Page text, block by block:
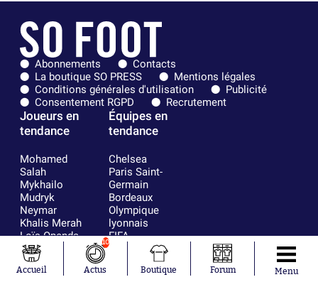
Abonnements
Contacts
La boutique SO PRESS
Mentions légales
Conditions générales d'utilisation
Publicité
Consentement RGPD
Recrutement
Joueurs en
tendance
Mohamed
Salah
Mykhailo
Mudryk
Neymar
Khalis Merah
Loïs Openda
Moussa
Niakhaté
Nicolás
Équipes en
tendance
Chelsea
Paris Saint-
Germain
Bordeaux
Olympique
lyonnais
FIFA
Real Madrid
RC Strasbourg
AC Milan
Accueil
10
Actus Boutique Forum Menu